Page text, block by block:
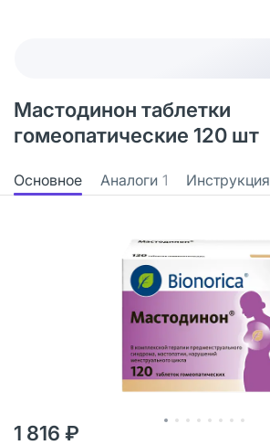
Мастодинон таблетки
гомеопатические 120 шт
Основное Аналоги 1 Инструкция
1 816 ₽